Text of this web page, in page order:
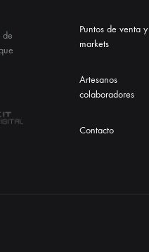
de
Puntos de venta y
markets
Artesanos
colaboradores
Contacto